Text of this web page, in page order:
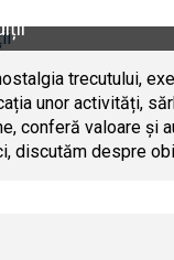
trecutului,
unor activități,
conferă valoare și
discutăm despre